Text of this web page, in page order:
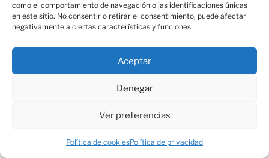
como el comportamiento de navegación o las identificaciones únicas
en este sitio. No consentir o retirar el consentimiento, puede afectar
negativamente a ciertas características y funciones.
Aceptar
Denegar
Ver preferencias
Política de cookiesPolítica de privacidad